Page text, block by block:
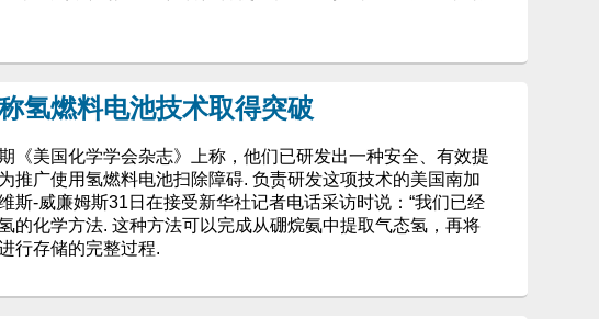
氢燃料电池技术取得突破
《美国化学学会杂志》上称，他们已研发出一种安全、有效提
推广使用氢燃料电池扫除障碍. 负责研发这项技术的美国南加
斯-威廉姆斯31日在接受新华社记者电话采访时说：“我们已经
的化学方法. 这种方法可以完成从硼烷氨中提取气态氢，再将
行存储的完整过程.